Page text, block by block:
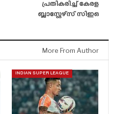
പ്രതികരിച്ച് കേരള
ബ്ലാസ്റ്റേഴ്‌സ് സിഇഒ
More From Author
INDIAN SUPER LEAGUE